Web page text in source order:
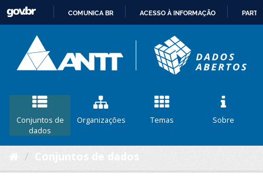
CONTEÚDO
COMUNICA BR ACESSO À INFORMAÇÃO
Conjuntos de
dados
Organizações Temas Sobre